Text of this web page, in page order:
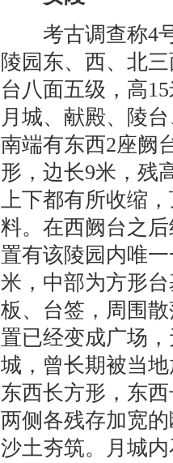
考古调查称4号
陵园东、西、北
台八面五级，高
月城、献殿、陵
南端有东西2座阙
形，边长9米，残
上下都有所收缩
料。在西阙台之
置有该陵园内唯
米，中部为方形
板、台签，周围
置已经变成广场
城，曾长期被当
东西长方形，东
两侧各残存加宽
沙土夯筑。月城